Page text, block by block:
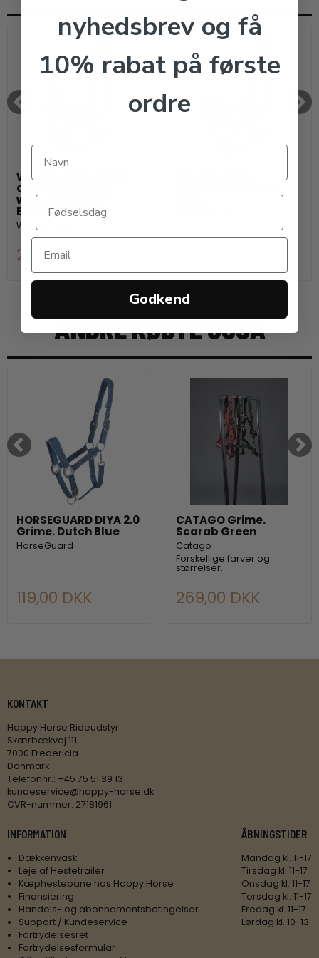
WALDHAUSEN STAR
Grime i læder og
web-materiale.
Brun/Rosegold
Waldhausen
279,00 DKK
WALDHAUSEN
Navy
ANDRE KØBTE OGSÅ
HORSEGUARD DIYA 2.0
Grime. Dutch Blue
HorseGuard
119,00 DKK
CATAGO Grime.
Scarab Green
Catago
Forskellige farver og
størrelser.
269,00 DKK
KONTAKT
Happy Horse Rideudstyr
Skærbækvej 111
7000 Fredericia
Danmark
Telefonnr.: +45 75 51 39 13
kundeservice@happy-horse.dk
CVR-nummer: 27181961
INFORMATION
Dækkenvask
Leje af Hestetrailer
Kæphestebane hos Happy Horse
Finansiering
Handels- og abonnementsbetingelser
Support / Kundeservice
Fortrydelsesret
Fortrydelsesformular
ÅBNINGSTIDER
Mandag kl. 11-17
Tirsdag kl. 11-17
Onsdag kl. 11-17
Torsdag kl. 11-17
Fredag kl. 11-17
Lørdag kl. 10-13
nyhedsbrev og få
10% rabat på første
ordre
Godkend